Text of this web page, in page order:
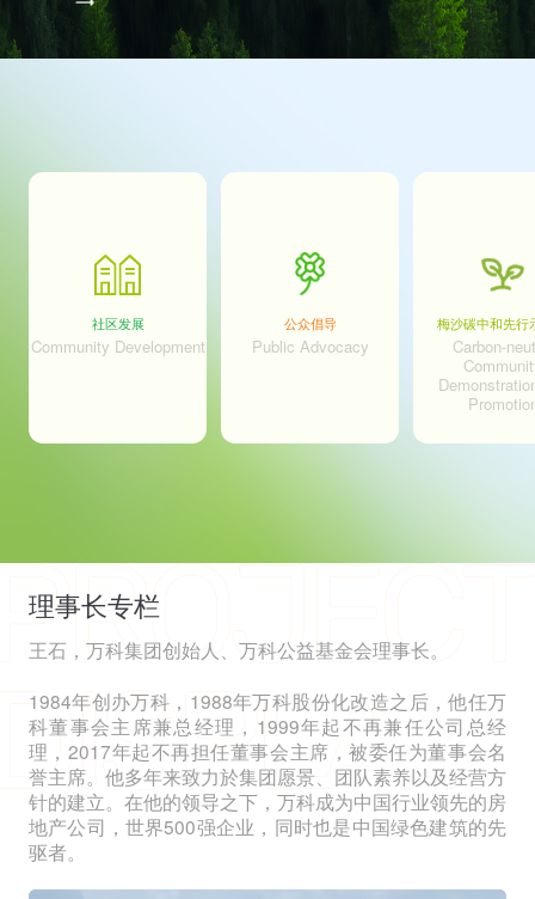
社区发展
Community Development
公众倡导
Public Advocacy
梅沙碳中和先行
Carbon-
理事长专栏
王石，万科集团创始人、万科公益基金会理事长。
1984年创办万科，1988年万科股份化改造之后，他任万
科董事会主席兼总经理，1999年起不再兼任公司总经
理，2017年起不再担任董事会主席，被委任为董事会名
誉主席。他多年来致力於集团愿景、团队素养以及经营方
针的建立。在他的领导之下，万科成为中国行业领先的房
地产公司，世界500强企业，同时也是中国绿色建筑的先
驱者。